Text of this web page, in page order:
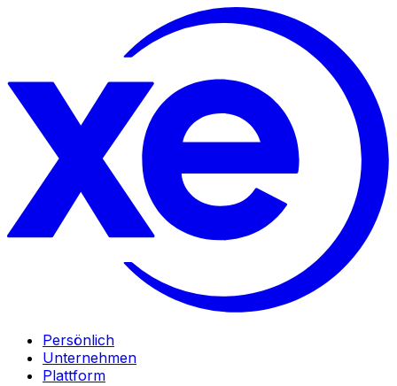
Persönlich
Unternehmen
Plattform